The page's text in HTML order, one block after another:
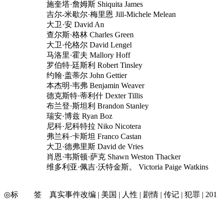
施奎塔·詹姆斯 Shiquita James
吉尔-米歇尔·梅里恩 Jill-Michele Melean
大卫·安 David An
查尔斯·格林 Charles Green
大卫·伦格尔 David Lengel
马洛里·霍夫 Mallory Hoff
罗伯特·廷斯利 Robert Tinsley
约翰·盖蒂尔 John Gettier
本杰明·韦弗 Benjamin Weaver
德克斯特·蒂利什 Dexter Tillis
布兰登·斯坦利 Brandon Stanley
瑞安·博兹 Ryan Boz
尼科·尼科特拉 Niko Nicotera
弗兰科·卡斯坦 Franco Castan
大卫·德弗里斯 David de Vries
肖恩·韦斯顿·萨克 Shawn Weston Thacker
维多利亚·佩吉·沃特金斯。 Victoria Paige Watkins
◎标 签 真实事件改编 | 美国 | 人性 | 剧情 | 传记 | 犯罪 |